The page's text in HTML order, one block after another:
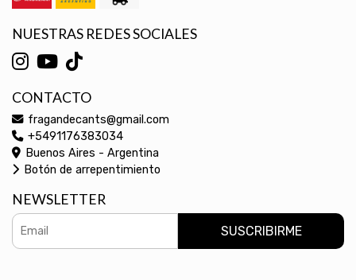
NUESTRAS REDES SOCIALES
CONTACTO
fragandecants@gmail.com
+5491176383034
Buenos Aires - Argentina
Botón de arrepentimiento
NEWSLETTER
SUSCRIBIRME